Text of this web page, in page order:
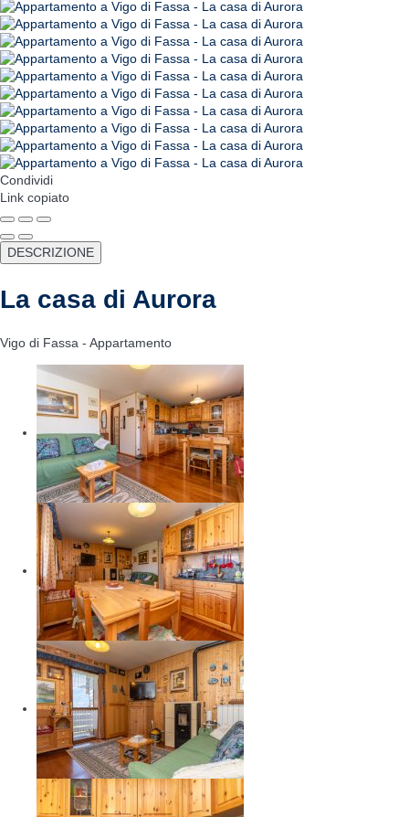
Condividi
Link copiato
DESCRIZIONE
La casa di Aurora
Vigo di Fassa - Appartamento